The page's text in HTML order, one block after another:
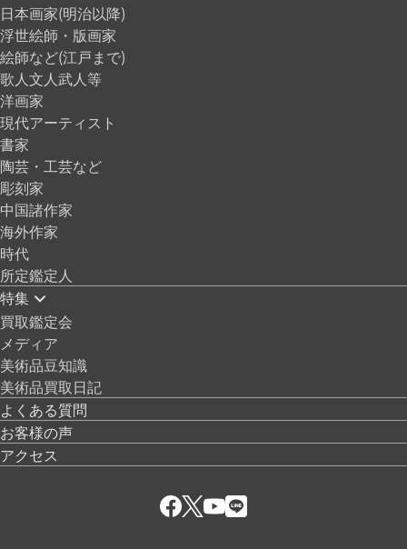
日本画家(明治以降)
浮世絵師・版画家
絵師など(江戸まで)
歌人文人武人等
洋画家
現代アーティスト
書家
陶芸・工芸など
彫刻家
中国諸作家
海外作家
時代
所定鑑定人
特集
買取鑑定会
メディア
美術品豆知識
美術品買取日記
よくある質問
お客様の声
アクセス